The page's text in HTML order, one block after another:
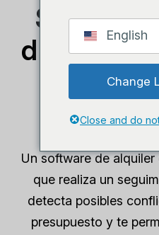
Siempre
Un software de
que realiza un
detecta posibles
presupuesto y te
English
Change
Close and do